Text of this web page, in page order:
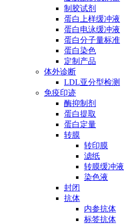
制胶试剂
蛋白上样缓冲液
蛋白电泳缓冲液
蛋白分子量标准
蛋白染色
定制产品
体外诊断
LDL亚分型检测
免疫印迹
酶抑制剂
蛋白提取
蛋白定量
转膜
转印膜
滤纸
转膜缓冲液
染色液
封闭
抗体
内参抗体
标签抗体